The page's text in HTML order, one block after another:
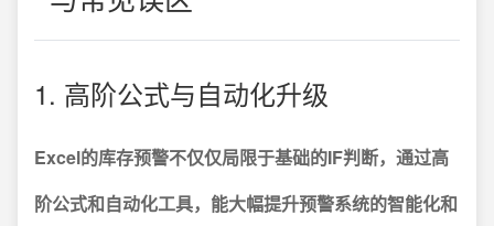
1. 高阶公式与自动化升级
Excel的库存预警不仅仅局限于基础的IF判断，通过高
阶公式和自动化工具，能大幅提升预警系统的智能化和